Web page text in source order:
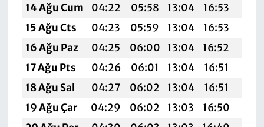
14 Ağu Cum
04:22 05:58 13:04 16:53
15 Ağu Cts
04:23 05:59 13:04 16:53
16 Ağu Paz
04:25 06:00 13:04 16:52
17 Ağu Pts
04:26 06:01 13:04 16:51
18 Ağu Sal
04:27 06:02 13:04 16:51
19 Ağu Çar
04:29 06:02 13:03 16:50